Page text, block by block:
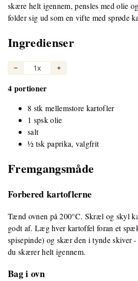
skære helt igennem, pensles med olie
folder sig ud som en vifte med sprøde
Ingredienser
− 1x +
4 portioner
8 stk mellemstore kartofler
1 spsk olie
salt
½ tsk paprika, valgfrit
Fremgangsmåde
Forbered kartoflerne
Tænd ovnen på 200°C. Skræl og skyl
godt af. Læg hver kartoffel foran et
spisepinde) og skær den i tynde skiver
du skærer helt igennem.
Bag i ovn